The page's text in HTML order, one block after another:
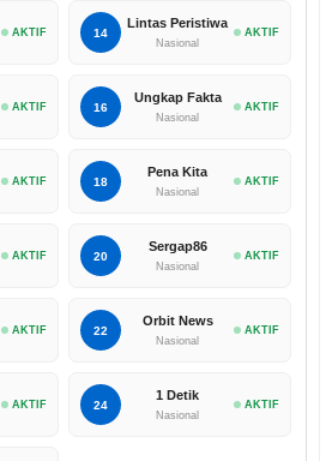
AKTIF 14
Lintas Peristiwa
Nasional
AKTIF
AKTIF 16
Ungkap Fakta
Nasional
AKTIF
AKTIF 18
Pena Kita
Nasional
AKTIF
AKTIF 20
Sergap86
Nasional
AKTIF
AKTIF 22
Orbit News
Nasional
AKTIF
AKTIF 24
1 Detik
Nasional
AKTIF